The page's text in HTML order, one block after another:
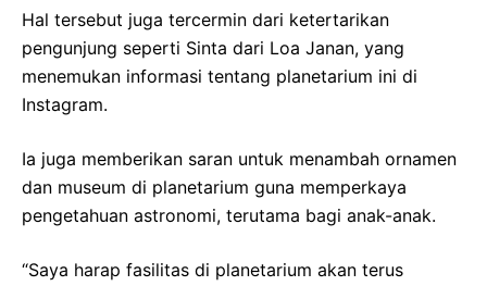
Hal tersebut juga tercermin dari ketertarikan
pengunjung seperti Sinta dari Loa Janan, yang
menemukan informasi tentang planetarium ini di
Instagram.
Ia juga memberikan saran untuk menambah ornamen
dan museum di planetarium guna memperkaya
pengetahuan astronomi, terutama bagi anak-anak.
“Saya harap fasilitas di planetarium akan terus